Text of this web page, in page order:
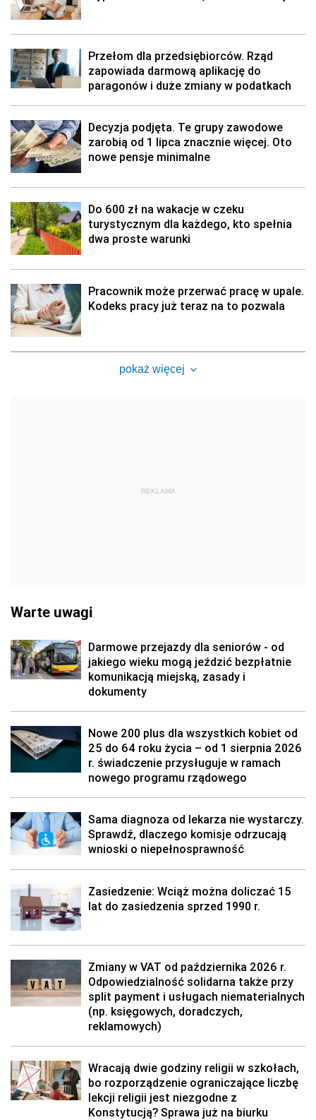
Przełom dla przedsiębiorców. Rząd
zapowiada darmową aplikację do
paragonów i duże zmiany w podatkach
Decyzja podjęta. Te grupy zawodowe
zarobią od 1 lipca znacznie więcej. Oto
nowe pensje minimalne
Do 600 zł na wakacje w czeku
turystycznym dla każdego, kto spełnia
dwa proste warunki
Pracownik może przerwać pracę w upale.
Kodeks pracy już teraz na to pozwala
pokaż więcej
REKLAMA
Warte uwagi
Darmowe przejazdy dla seniorów - od
jakiego wieku mogą jeździć bezpłatnie
komunikacją miejską, zasady i
dokumenty
Nowe 200 plus dla wszystkich kobiet od
25 do 64 roku życia – od 1 sierpnia 2026
r. świadczenie przysługuje w ramach
nowego programu rządowego
Sama diagnoza od lekarza nie wystarczy.
Sprawdź, dlaczego komisje odrzucają
wnioski o niepełnosprawność
Zasiedzenie: Wciąż można doliczać 15
lat do zasiedzenia sprzed 1990 r.
Zmiany w VAT od października 2026 r.
Odpowiedzialność solidarna także przy
split payment i usługach niematerialnych
(np. księgowych, doradczych,
reklamowych)
Wracają dwie godziny religii w szkołach,
bo rozporządzenie ograniczające liczbę
lekcji religii jest niezgodne z
Konstytucją? Sprawa już na biurku